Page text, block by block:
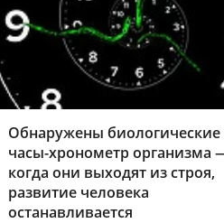
Обнаружены биологические
часы-хронометр организма
когда они выходят из строя,
развитие человека
останавливается